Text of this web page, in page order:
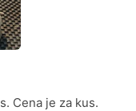
Cena je za kus.